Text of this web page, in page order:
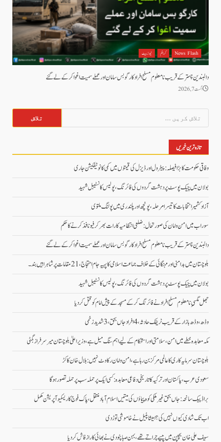
News Flash کرائم نیوز بیٹ
دالبندین چہتر کے قریب نامعلوم مسلح افراد کارگو بس سامان اور عملے سمیت اغوا کر کے لے گئے
اگست 7, 2026
کریں
برائے:
تازہ ترین خبریں
وفاقی حکومت کا بڑا فیصلہ: پیٹرول اور ڈیزل کی قیمتوں میں کمی کا نوٹیفکیشن جاری
بولان میں چیک پوسٹ پر دہشت گردوں کی فائرنگ، پولیس کانسٹیبل شہید
آزاد کشمیر انتخابات کا تیسرا مرحلہ، پونچھ اور پلندری میں پولنگ ملتوی
سوراب میں امن و امان کی صورتحال: ضلعی انتظامیہ کا رات بھر کرفیو نافذ کرنے کا حکم
دالبندین چہتر کے قریب نامعلوم مسلح افراد کارگو بس سامان اور عملے سمیت اغوا کر کے لے گئے
بلوچستان میں بدامنی اور مہنگائی کے خلاف جماعت اسلامی کا پہیہ جام احتجاج، 21 مقامات پر شاہراہیں بند۔
بولان میں چیک پوسٹ پر دہشت گردوں کی فائرنگ، پولیس کانسٹیبل شہید
جھل مگسیِ نامعلوم مسلح افراد نے فائرنگ کرکے مسجد کے پیش امام کو قتل کردیا
وڈھ، وڈھ بازار کے قریب ٹریفک حادثہ، 4 افراد جاں بحق، 3 شدید زخمی
مکہ معاہدہ خطے میں امن، سلامتی اور استحکام کے لیے اہم سنگ میل ہے، وزیراعلیٰ بلوچستان میر سرفراز بگٹی
بلوچستان سرمایہ کاری کا عالمی مرکز بن رہا ہے، امن و امان رکاوٹ نہیں: بلال خان کاکڑ
سعودی عرب، پاکستان اور ترکیہ کا تاریخی دفاعی معاہدہ: کسی ایک پر حملہ سب پر حملہ تصور ہوگا
براڈ پیک سانحہ: جاں بحق غیر ملکی کوہ پیماؤں کی میتیں اسلام آباد منتقل، پاک فوج کا ریسکیو آپریشن مکمل
اب تک شادی کیوں نہیں کی؟ امیشا پٹیل نے خاموشی توڑ دی
سیف علی خان بچپن میں پیسے چراتے تھے، بہن صبا پٹودی نے بھائی کا راز فاش کردیا